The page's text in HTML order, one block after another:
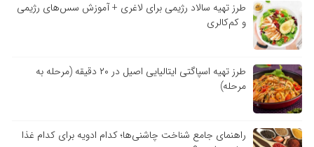
طرز تهیه سالاد رژیمی برای لاغری + آموزش سس‌های رژیمی
و کم‌کالری
طرز تهیه اسپاگتی ایتالیایی اصیل در ۲۰ دقیقه (مرحله به
مرحله)
راهنمای جامع شناخت چاشنی‌ها؛ کدام ادویه برای کدام غذا